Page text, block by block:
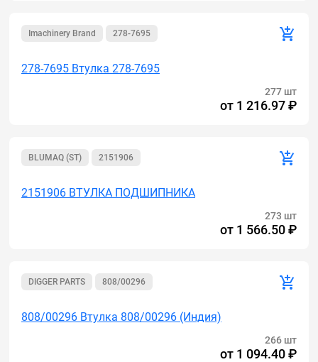
Imachinery Brand 278-7695
278-7695 Втулка 278-7695
277 шт
от 1 216.97 ₽
BLUMAQ (ST) 2151906
2151906 ВТУЛКА ПОДШИПНИКА
273 шт
от 1 566.50 ₽
DIGGER PARTS 808/00296
808/00296 Втулка 808/00296 (Индия)
266 шт
от 1 094.40 ₽